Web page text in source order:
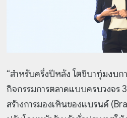
“สำหรับครึ่งปีหลัง โตชิบาทุ่มงบก
กิจกรรมการตลาดแบบครบวงจร
สร้างการมองเห็นของแบรนด์